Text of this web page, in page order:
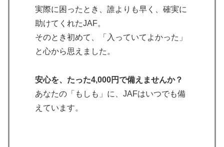
実際に困ったとき、誰よりも早く、確実に
助けてくれたJAF。
そのとき初めて、「入っていてよかった」
と心から思えました。
安心を、たった4,000円で備えませんか？
あなたの「もしも」に、JAFはいつでも備
えています。